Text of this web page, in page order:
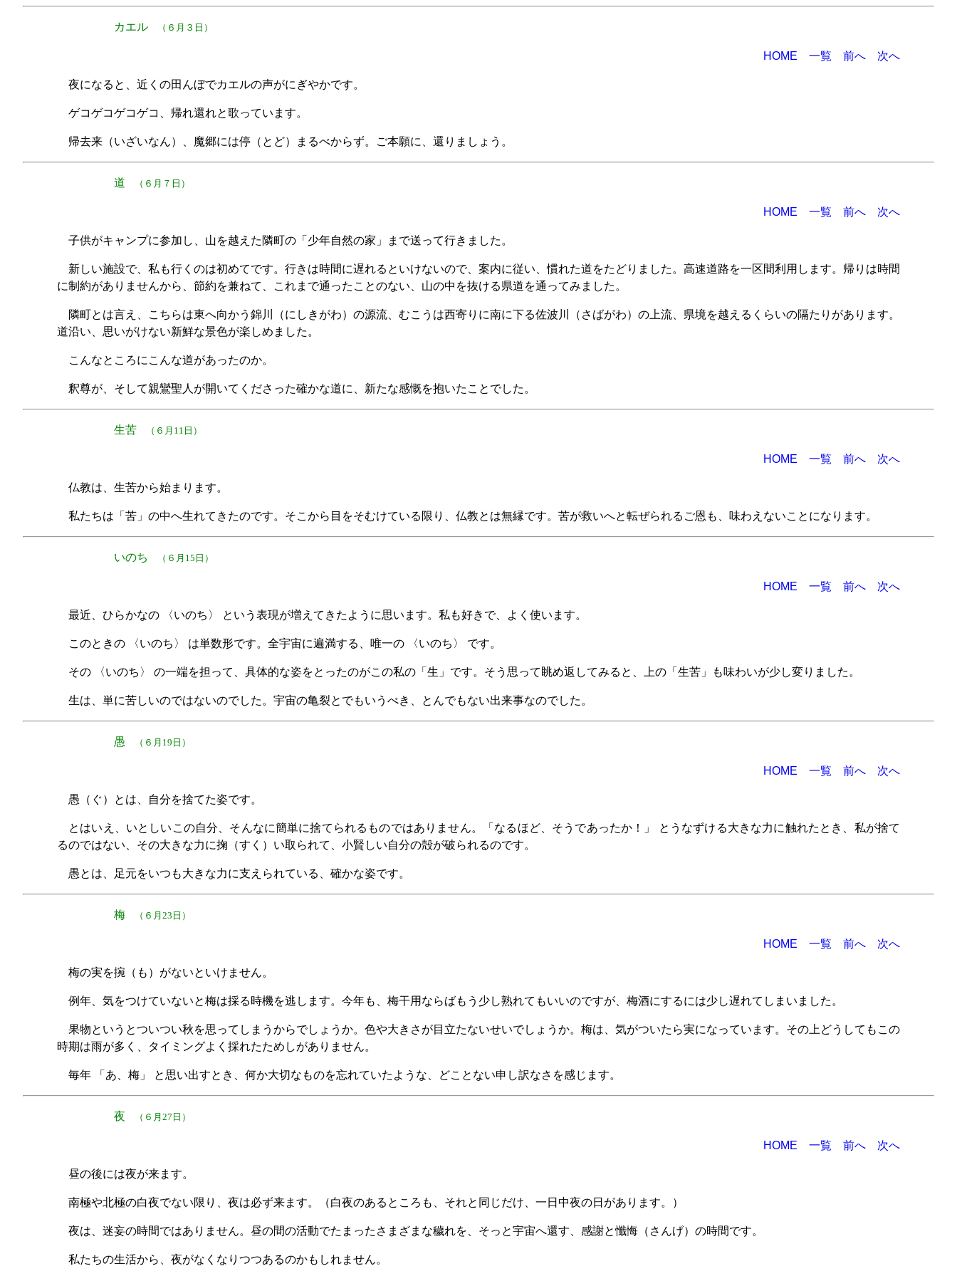
カエル （６月３日）
HOME 一覧 前へ 次へ
夜になると、近くの田んぼでカエルの声がにぎやかです。
ゲコゲコゲコゲコ、帰れ還れと歌っています。
帰去来（いざいなん）、魔郷には停（とど）まるべからず。ご本願に、還りましょう。
道 （６月７日）
HOME 一覧 前へ 次へ
子供がキャンプに参加し、山を越えた隣町の「少年自然の家」まで送って行きました。
新しい施設で、私も行くのは初めてです。行きは時間に遅れるといけないので、案内に従い、慣れた道をたどりました。高速道路を一区間利用します。帰りは時間
に制約がありませんから、節約を兼ねて、これまで通ったことのない、山の中を抜ける県道を通ってみました。
隣町とは言え、こちらは東へ向かう錦川（にしきがわ）の源流、むこうは西寄りに南に下る佐波川（さばがわ）の上流、県境を越えるくらいの隔たりがあります。
道沿い、思いがけない新鮮な景色が楽しめました。
こんなところにこんな道があったのか。
釈尊が、そして親鸞聖人が開いてくださった確かな道に、新たな感慨を抱いたことでした。
生苦 （６月11日）
HOME 一覧 前へ 次へ
仏教は、生苦から始まります。
私たちは「苦」の中へ生れてきたのです。そこから目をそむけている限り、仏教とは無縁です。苦が救いへと転ぜられるご恩も、味わえないことになります。
いのち （６月15日）
HOME 一覧 前へ 次へ
最近、ひらかなの 〈いのち〉 という表現が増えてきたように思います。私も好きで、よく使います。
このときの 〈いのち〉 は単数形です。全宇宙に遍満する、唯一の 〈いのち〉 です。
その 〈いのち〉 の一端を担って、具体的な姿をとったのがこの私の「生」です。そう思って眺め返してみると、上の「生苦」も味わいが少し変りました。
生は、単に苦しいのではないのでした。宇宙の亀裂とでもいうべき、とんでもない出来事なのでした。
愚 （６月19日）
HOME 一覧 前へ 次へ
愚（ぐ）とは、自分を捨てた姿です。
とはいえ、いとしいこの自分、そんなに簡単に捨てられるものではありません。「なるほど、そうであったか！」 とうなずける大きな力に触れたとき、私が捨て
るのではない、その大きな力に掬（すく）い取られて、小賢しい自分の殻が破られるのです。
愚とは、足元をいつも大きな力に支えられている、確かな姿です。
梅 （６月23日）
HOME 一覧 前へ 次へ
梅の実を捥（も）がないといけません。
例年、気をつけていないと梅は採る時機を逃します。今年も、梅干用ならばもう少し熟れてもいいのですが、梅酒にするには少し遅れてしまいました。
果物というとついつい秋を思ってしまうからでしょうか。色や大きさが目立たないせいでしょうか。梅は、気がついたら実になっています。その上どうしてもこの
時期は雨が多く、タイミングよく採れたためしがありません。
毎年 「あ、梅」 と思い出すとき、何か大切なものを忘れていたような、どことない申し訳なさを感じます。
夜 （６月27日）
HOME 一覧 前へ 次へ
昼の後には夜が来ます。
南極や北極の白夜でない限り、夜は必ず来ます。（白夜のあるところも、それと同じだけ、一日中夜の日があります。）
夜は、迷妄の時間ではありません。昼の間の活動でたまったさまざまな穢れを、そっと宇宙へ還す、感謝と懺悔（さんげ）の時間です。
私たちの生活から、夜がなくなりつつあるのかもしれません。